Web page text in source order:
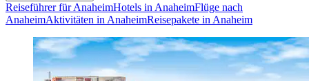
Reiseführer für AnaheimHotels in AnaheimFlüge nach
AnaheimAktivitäten in AnaheimReisepakete in Anaheim